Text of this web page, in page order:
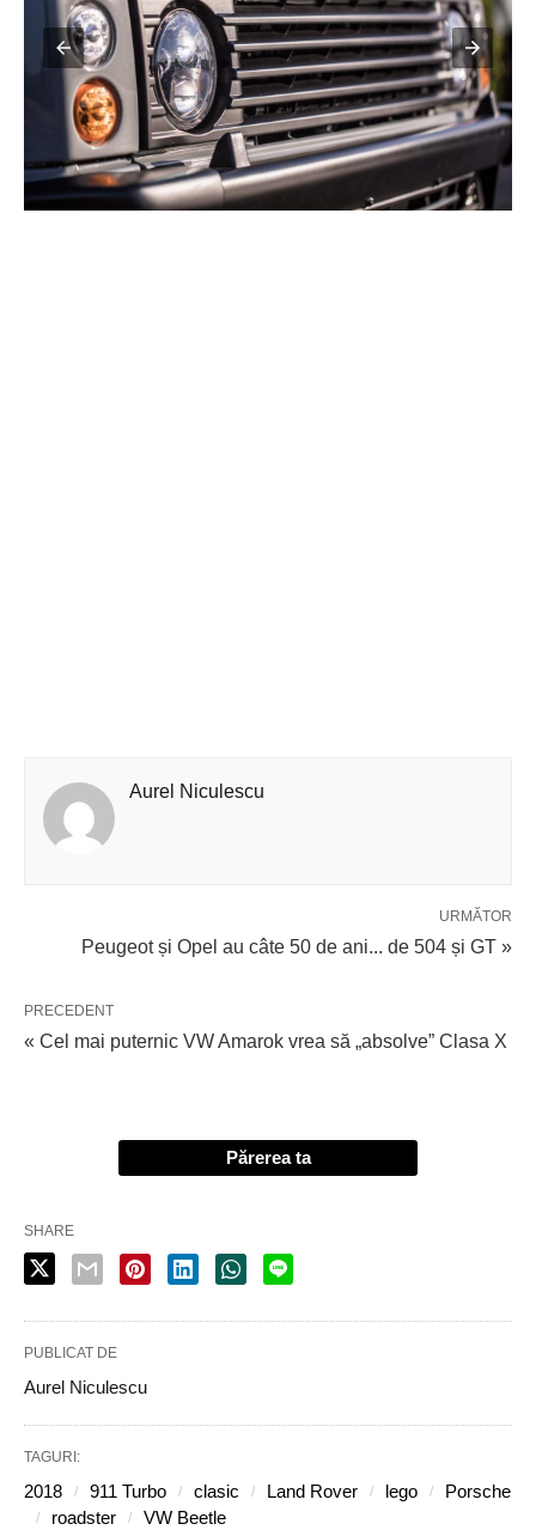
Aurel Niculescu
URMĂTOR
Peugeot și Opel au câte 50 de ani... de 504 și GT »
PRECEDENT
« Cel mai puternic VW Amarok vrea să „absolve” Clasa X
Părerea ta
SHARE
PUBLICAT DE
Aurel Niculescu
TAGURI:
2018 911 Turbo clasic Land Rover lego
Porsche
roadster
VW Beetle